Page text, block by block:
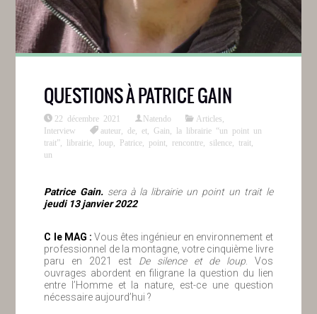
QUESTIONS À PATRICE GAIN
22 décembre 2021 Natendo Articles
Interview
auteur ,de ,et ,Gain
la librairie “un point un
trait”
librairie loup Patrice point rencontre silence trait
un
Patrice Gain. sera à la librairie un point un trait le
jeudi 13 janvier 2022
C le MAG : Vous êtes ingénieur en environnement et
professionnel de la montagne, votre cinquième livre
paru en 2021 est De silence et de loup. Vos
ouvrages abordent en filigrane la question du lien
entre l’Homme et la nature, est-ce une question
nécessaire aujourd’hui ?